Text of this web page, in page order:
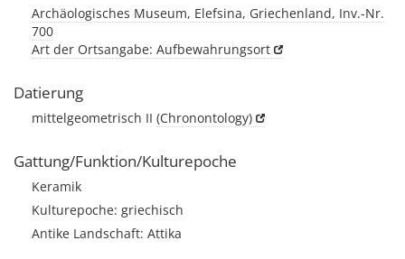
Archäologisches Museum, Elefsina, Griechenland, Inv.-Nr.
700
Art der Ortsangabe: Aufbewahrungsort
Datierung
mittelgeometrisch II (Chronontology)
Gattung/Funktion/Kulturepoche
Keramik
Kulturepoche: griechisch
Antike Landschaft: Attika